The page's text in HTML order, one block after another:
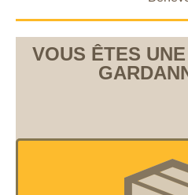
VOUS ÊTES